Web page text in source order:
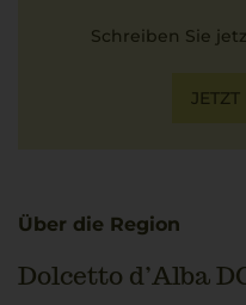
Schreiben Sie
Über die Region
Dolcetto d’Alba